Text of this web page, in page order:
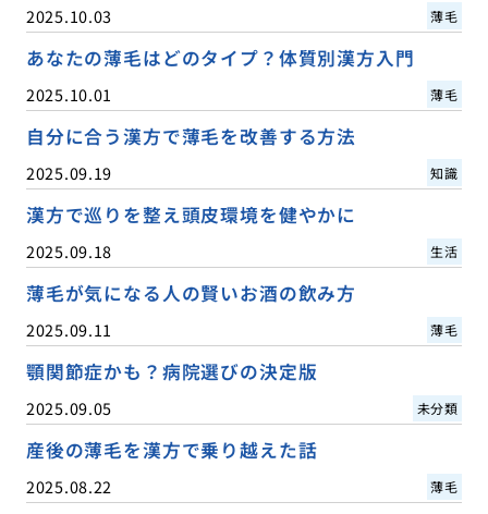
2025.10.03 薄毛
あなたの薄毛はどのタイプ？体質別漢方入門
2025.10.01 薄毛
自分に合う漢方で薄毛を改善する方法
2025.09.19 知識
漢方で巡りを整え頭皮環境を健やかに
2025.09.18 生活
薄毛が気になる人の賢いお酒の飲み方
2025.09.11 薄毛
顎関節症かも？病院選びの決定版
2025.09.05 未分類
産後の薄毛を漢方で乗り越えた話
2025.08.22 薄毛